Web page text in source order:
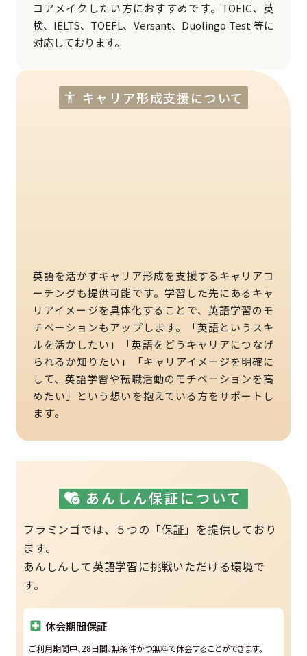
コアメイクしたい方におすすめです。TOEIC、英
検、IELTS、TOEFL、Versant、Duolingo Test 等に
対応しております。
accessibility キャリア形成支援について
英語を活かすキャリア形成を支援するキャリアコ
ーチングも提供可能です。学習した先にあるキャ
リアイメージを具体化することで、英語学習のモ
チベーションもアップします。「英語というスキ
ルを活かしたい」「英語をどうキャリアにつなげ
られるか知りたい」「キャリアイメージを明確に
して、英語学習や転職活動のモチベーションを高
めたい」という想いを抱えている方をサポートし
ます。
あんしん保証について
フラミンゴでは、５つの「保証」を提供しており
ます。
あんしんして英語学習に挑戦いただける環境で
す。
local_hospital 休会期間保証
ご利用期間中、28日間、無条件かつ無料で休会することができます。